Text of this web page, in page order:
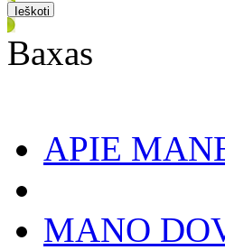
Baxas
APIE
MANO